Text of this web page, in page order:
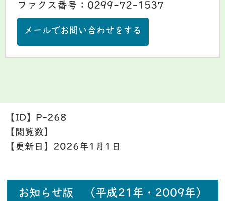
ファクス番号：0299-72-1537
メールでお問い合わせをする
【ID】 P-268
【閲覧数】
【更新日】 2026年1月1日
お知らせ版 （平成21年・2009年）